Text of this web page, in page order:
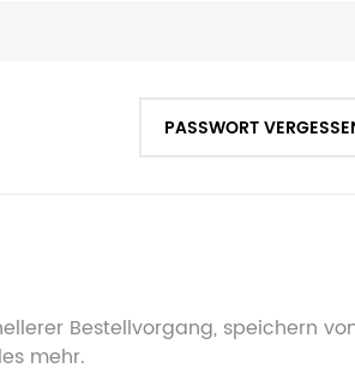
PASSWORT
Bestellvorgang, speichern
mehr.